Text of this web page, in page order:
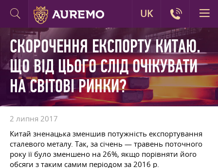
СКОРОЧЕННЯ ЕКСПОРТУ КИТАЮ.
ЩО ВІД ЦЬОГО СЛІД ОЧІКУВАТИ
НА СВІТОВІ РИНКИ?
2 липня 2017
Китай зненацька зменшив потужність експортування
сталевого металу. Так, за січень — травень поточного
року її було зменшено на 26%, якщо порівняти його
обсяги з таким самим періодом за 2016 р.
UK